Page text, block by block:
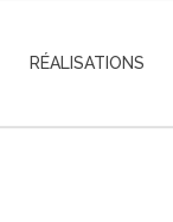
RÉALISATIONS